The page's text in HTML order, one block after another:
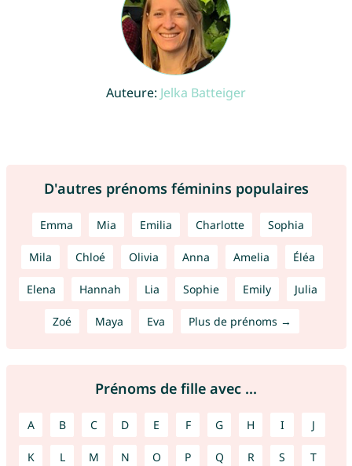
Auteure: Jelka Batteiger
D'autres prénoms féminins populaires
Emma Mia Emilia Charlotte Sophia
Mila Chloé Olivia Anna Amelia Éléa
Elena Hannah Lia Sophie Emily Julia
Zoé Maya Eva Plus de prénoms →
Prénoms de fille avec ...
A B C D E F G H I J
K L M N O P Q R S T